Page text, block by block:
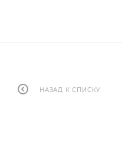
НАЗАД К СПИСКУ